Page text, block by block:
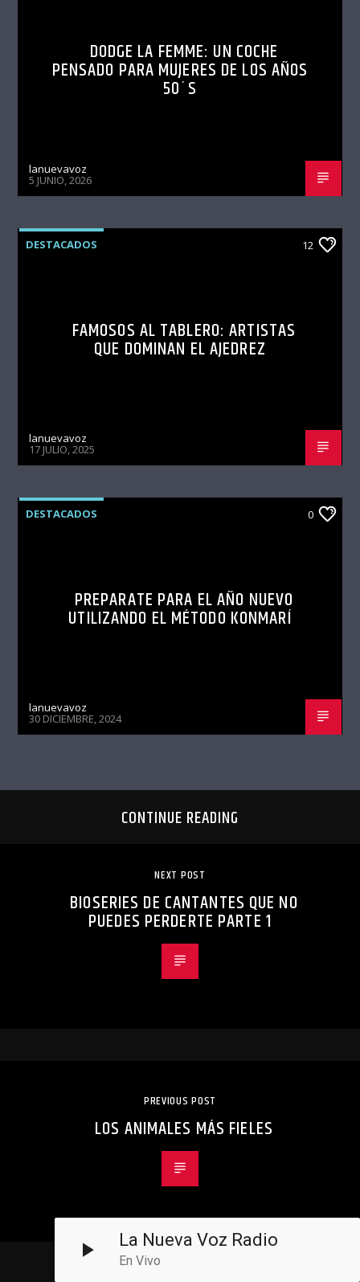
DODGE LA FEMME: UN COCHE
PENSADO PARA MUJERES DE LOS AÑOS
50´S
lanuevavoz
5 JUNIO, 2026
DESTACADOS 12
FAMOSOS AL TABLERO: ARTISTAS
QUE DOMINAN EL AJEDREZ
lanuevavoz
17 JULIO, 2025
DESTACADOS 0
PREPARATE PARA EL AÑO NUEVO
UTILIZANDO EL MÉTODO KONMARÍ
lanuevavoz
30 DICIEMBRE, 2024
CONTINUE READING
NEXT POST
BIOSERIES DE CANTANTES QUE NO
PUEDES PERDERTE PARTE 1
PREVIOUS POST
LOS ANIMALES MÁS FIELES
La Nueva Voz Radio
En Vivo